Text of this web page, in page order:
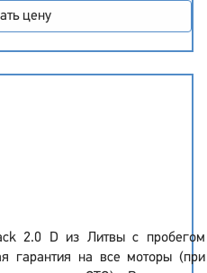
цену
2.0 D из Литвы с пробегом
гарантия на все моторы (при